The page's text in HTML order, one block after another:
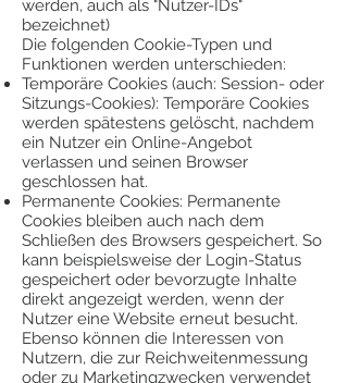
werden, auch als "Nutzer-IDs"
bezeichnet)
Die folgenden Cookie-Typen und
Funktionen werden unterschieden:
Temporäre Cookies (auch: Session- oder
Sitzungs-Cookies): Temporäre Cookies
werden spätestens gelöscht, nachdem
ein Nutzer ein Online-Angebot
verlassen und seinen Browser
geschlossen hat.
Permanente Cookies: Permanente
Cookies bleiben auch nach dem
Schließen des Browsers gespeichert. So
kann beispielsweise der Login-Status
gespeichert oder bevorzugte Inhalte
direkt angezeigt werden, wenn der
Nutzer eine Website erneut besucht.
Ebenso können die Interessen von
Nutzern, die zur Reichweitenmessung
oder zu Marketingzwecken verwendet